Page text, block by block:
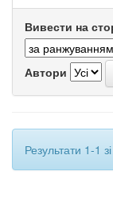
Вивести на
Автори
Результати 1-1